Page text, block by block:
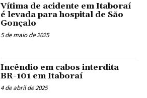
Vítima de acidente em Itaboraí
é levada para hospital de São
Gonçalo
5 de maio de 2025
Incêndio em cabos interdita
BR-101 em Itaboraí
4 de abril de 2025